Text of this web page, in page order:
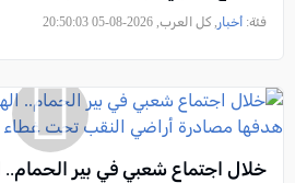
فئة: أخبار , كل العرب, 2026-08-05 20:50:03
خلال اجتماع شعبي في بير الحمام..